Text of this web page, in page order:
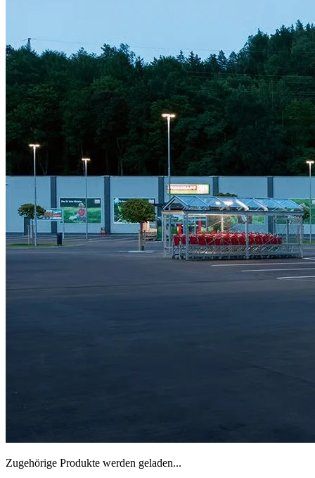
Zugehörige Produkte werden geladen...